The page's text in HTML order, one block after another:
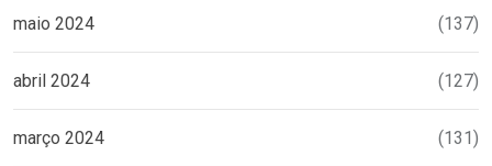
maio 2024 (137)
abril 2024 (127)
março 2024 (131)